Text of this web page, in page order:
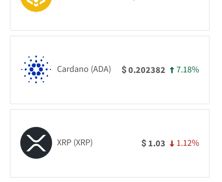
Cardano (ADA) $0.202382 7.18%
XRP (XRP) $ 1.03 1.12%